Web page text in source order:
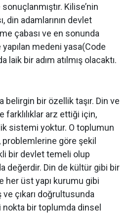
Kilise’nin
din adamlarının devlet
çabası ve en sonunda
medeni yasa(Code
laik bir adım atılmış olacaktı.
belirgin bir özellik taşır. Din ve
farklılıklar arz ettiği için,
sistemi yoktur. O toplumun
problemlerine göre şekil
bir devlet temeli olup
değerdir. Din de kültür gibi bir
her üst yapı kurumu gibi
çıkarı doğrultusunda
bir toplumda dinsel